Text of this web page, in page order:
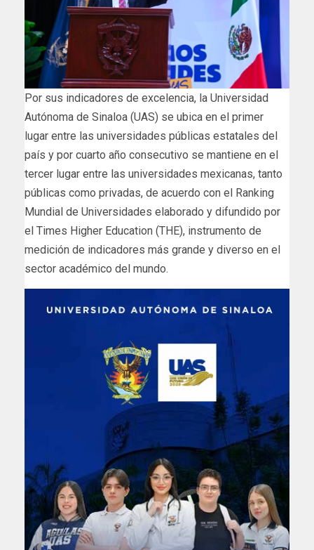
Por sus indicadores de excelencia, la Universidad
Autónoma de Sinaloa (UAS) se ubica en el primer
lugar entre las universidades públicas estatales del
país y por cuarto año consecutivo se mantiene en el
tercer lugar entre las universidades mexicanas, tanto
públicas como privadas, de acuerdo con el Ranking
Mundial de Universidades elaborado y difundido por
el Times Higher Education (THE), instrumento de
medición de indicadores más grande y diverso en el
sector académico del mundo.